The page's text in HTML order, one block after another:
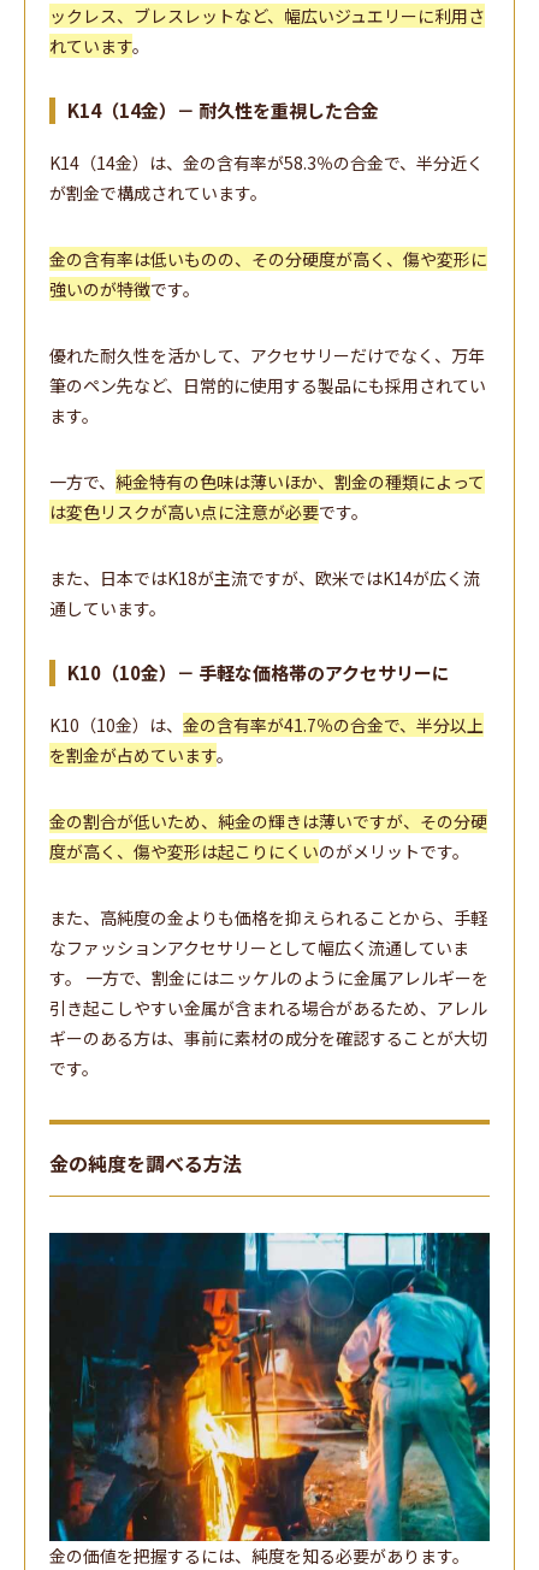
ックレス、ブレスレットなど、幅広いジュエリーに利用さ
れています。
K14（14金）－ 耐久性を重視した合金
K14（14金）は、金の含有率が58.3％の合金で、半分近く
が割金で構成されています。
金の含有率は低いものの、その分硬度が高く、傷や変形に
強いのが特徴です。
優れた耐久性を活かして、アクセサリーだけでなく、万年
筆のペン先など、日常的に使用する製品にも採用されてい
ます。
一方で、 純金特有の色味は薄いほか、割金の種類によって
は変色リスクが高い点に注意が必要です。
また、日本ではK18が主流ですが、欧米ではK14が広く流
通しています。
K10（10金）－ 手軽な価格帯のアクセサリーに
K10（10金）は、 金の含有率が41.7％の合金で、半分以上
を割金が占めています。
金の割合が低いため、純金の輝きは薄いですが、その分硬
度が高く、傷や変形は起こりにくいのがメリットです。
また、高純度の金よりも価格を抑えられることから、手軽
なファッションアクセサリーとして幅広く流通していま
す。 一方で、割金にはニッケルのように金属アレルギーを
引き起こしやすい金属が含まれる場合があるため、アレル
ギーのある方は、事前に素材の成分を確認することが大切
です。
金の純度を調べる方法
金の価値を把握するには、純度を知る必要があります。